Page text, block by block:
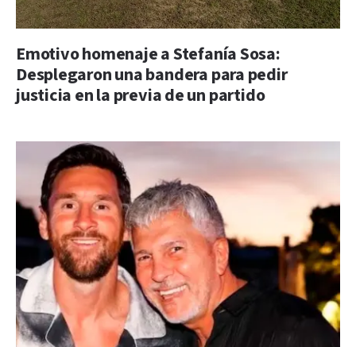
Emotivo homenaje a Stefanía Sosa:
Desplegaron una bandera para pedir
justicia en la previa de un partido